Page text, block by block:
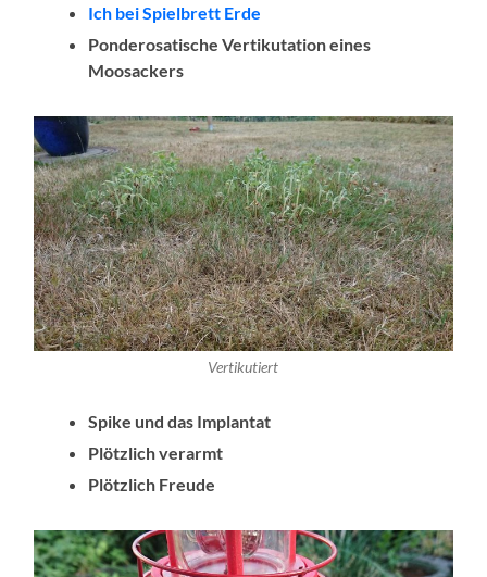
Ich bei Spielbrett Erde
Ponderosatische Vertikutation eines
Moosackers
Vertikutiert
Spike und das Implantat
Plötzlich verarmt
Plötzlich Freude